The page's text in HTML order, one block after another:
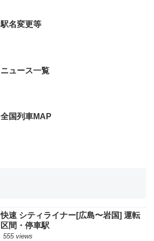
駅名変更等
ニュース一覧
全国列車MAP
快速 シティライナー[広島〜岩国] 運転
区間・停車駅
555 views